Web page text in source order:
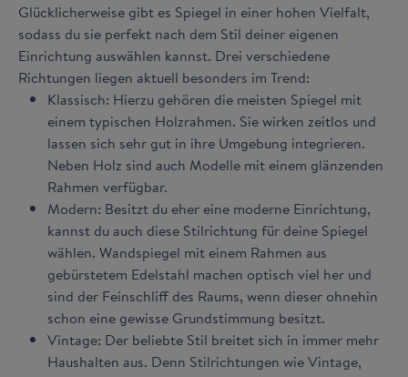
Glücklicherweise gibt es Spiegel in einer hohen Vielfalt,
sodass du sie perfekt nach dem Stil deiner eigenen
Einrichtung auswählen kannst. Drei verschiedene
Richtungen liegen aktuell besonders im Trend:
Klassisch: Hierzu gehören die meisten Spiegel mit
einem typischen Holzrahmen. Sie wirken zeitlos und
lassen sich sehr gut in ihre Umgebung integrieren.
Neben Holz sind auch Modelle mit einem glänzenden
Rahmen verfügbar.
Modern: Besitzt du eher eine moderne Einrichtung,
kannst du auch diese Stilrichtung für deine Spiegel
wählen. Wandspiegel mit einem Rahmen aus
gebürstetem Edelstahl machen optisch viel her und
sind der Feinschliff des Raums, wenn dieser ohnehin
schon eine gewisse Grundstimmung besitzt.
Vintage: Der beliebte Stil breitet sich in immer mehr
Haushalten aus. Denn Stilrichtungen wie Vintage,